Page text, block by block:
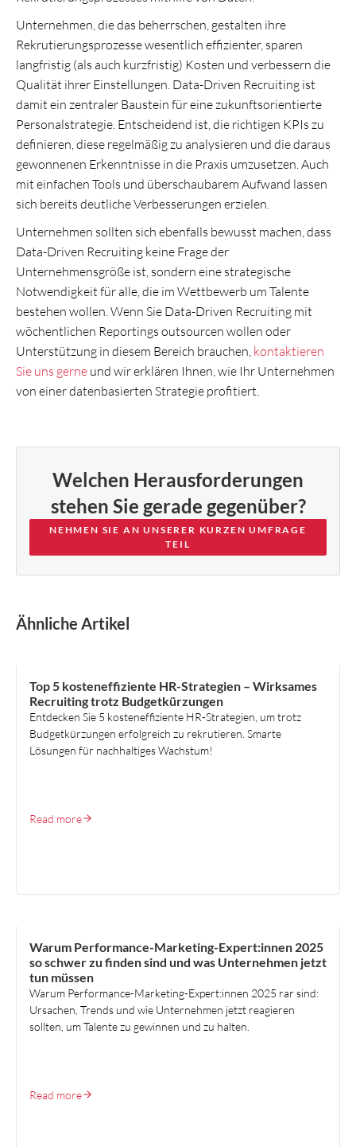
Unternehmen, die das beherrschen, gestalten ihre
Rekrutierungsprozesse wesentlich effizienter, sparen
langfristig (als auch kurzfristig) Kosten und verbessern die
Qualität ihrer Einstellungen. Data-Driven Recruiting ist
damit ein zentraler Baustein für eine zukunftsorientierte
Personalstrategie. Entscheidend ist, die richtigen KPIs zu
definieren, diese regelmäßig zu analysieren und die daraus
gewonnenen Erkenntnisse in die Praxis umzusetzen. Auch
mit einfachen Tools und überschaubarem Aufwand lassen
sich bereits deutliche Verbesserungen erzielen.
Unternehmen sollten sich ebenfalls bewusst machen, dass
Data-Driven Recruiting keine Frage der
Unternehmensgröße ist, sondern eine strategische
Notwendigkeit für alle, die im Wettbewerb um Talente
bestehen wollen. Wenn Sie Data-Driven Recruiting mit
wöchentlichen Reportings outsourcen wollen oder
Unterstützung in diesem Bereich brauchen, kontaktieren
Sie uns gerne und wir erklären Ihnen, wie Ihr Unternehmen
von einer datenbasierten Strategie profitiert.
Welchen Herausforderungen
stehen Sie gerade gegenüber?
NEHMEN SIE AN UNSERER KURZEN UMFRAGE
TEIL
Ähnliche Artikel
Top 5 kosteneffiziente HR-Strategien – Wirksames
Recruiting trotz Budgetkürzungen
Entdecken Sie 5 kosteneffiziente HR-Strategien, um trotz
Budgetkürzungen erfolgreich zu rekrutieren. Smarte
Lösungen für nachhaltiges Wachstum!
Read more
Warum Performance-Marketing-Expert:innen 2025
so schwer zu finden sind und was Unternehmen jetzt
tun müssen
Warum Performance-Marketing-Expert:innen 2025 rar sind:
Ursachen, Trends und wie Unternehmen jetzt reagieren
sollten, um Talente zu gewinnen und zu halten.
Read more